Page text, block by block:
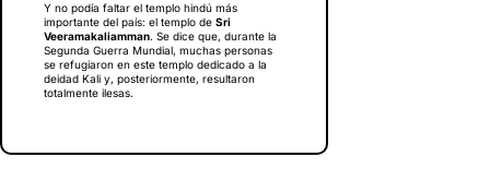
Y no podía faltar el templo hindú más
importante del país: el templo de Sri
Veeramakaliamman. Se dice que, durante la
Segunda Guerra Mundial, muchas personas
se refugiaron en este templo dedicado a la
deidad Kali y, posteriormente, resultaron
totalmente ilesas.